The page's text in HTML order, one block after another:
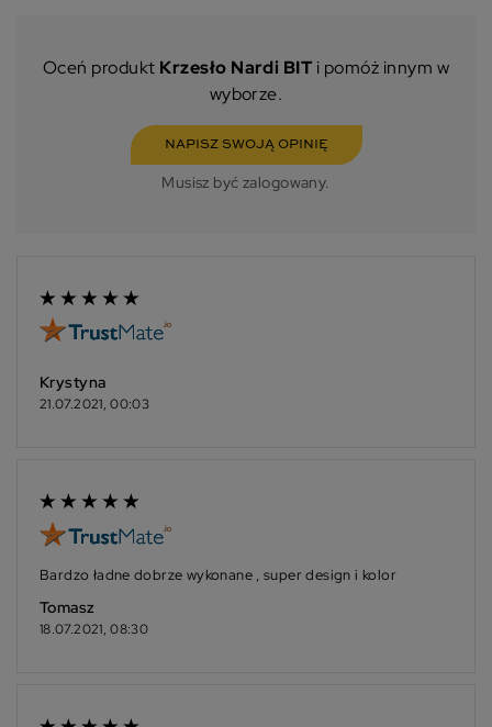
Oceń produkt Krzesło Nardi BIT i pomóż innym w
wyborze.
NAPISZ SWOJĄ OPINIĘ
Musisz być zalogowany.
Krystyna
21.07.2021, 00:03
Bardzo ładne dobrze wykonane , super design i kolor
Tomasz
18.07.2021, 08:30